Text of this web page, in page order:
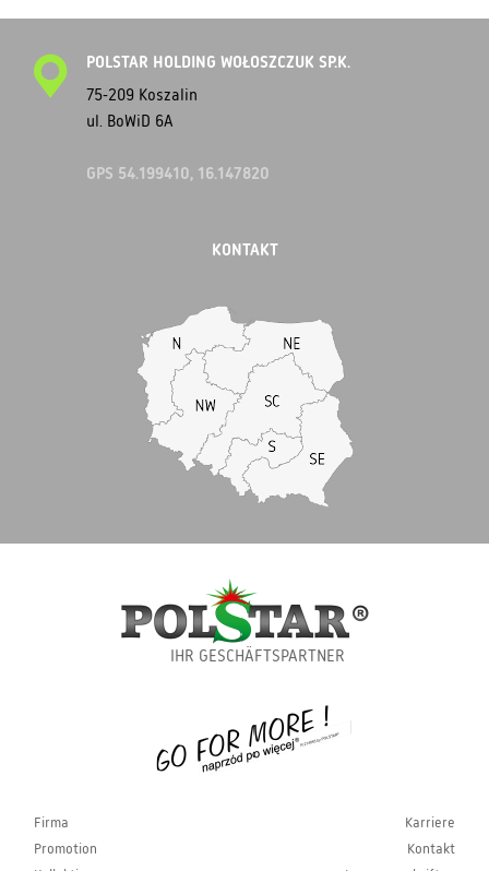
POLSTAR HOLDING WOŁOSZCZUK SP.K.
75-209 Koszalin
ul. BoWiD 6A
GPS 54.199410, 16.147820
KONTAKT
IHR GESCHÄFTSPARTNER
Firma
Promotion
Karriere
Kontakt